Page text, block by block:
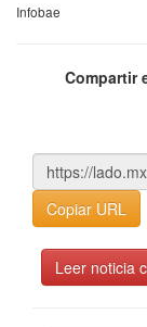
Infobae
Compartir
Copiar URL
Leer noticia